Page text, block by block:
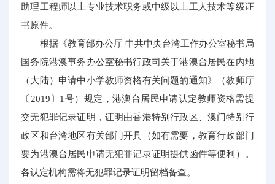
助理工程师以上专业技术职务或中级以上工人技术等级证
书原件。
根据《教育部办公厅 中共中央台湾工作办公室秘书局
国务院港澳事务办公室秘书行政司关于港澳台居民在内地
（大陆）申请中小学教师资格有关问题的通知》（教师厅
〔2019〕1号）规定，港澳台居民申请认定教师资格需提
交无犯罪记录证明，证明由香港特别行政区、澳门特别行
政区和台湾地区有关部门开具（如有需要，教育行政部门
要为港澳台居民申请无犯罪记录证明提供函件等便利）。
各认定机构需将无犯罪记录证明留档备查。